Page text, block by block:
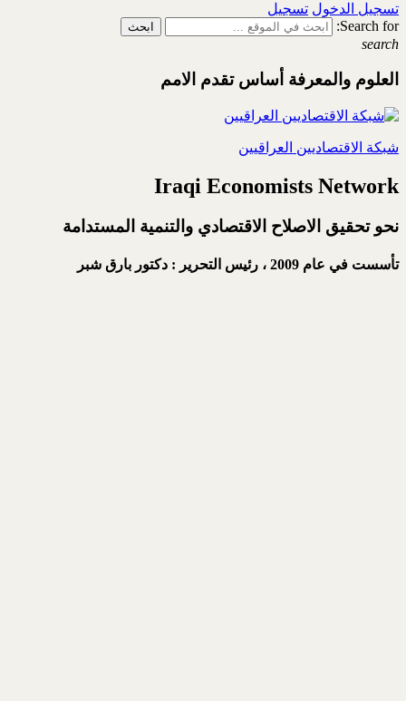
تسجيل الدخول تسجيل
Search for:
search
العلوم والمعرفة أساس تقدم الامم
شبكة الاقتصاديين العراقيين
Iraqi Economists Network
نحو تحقيق الاصلاح الاقتصادي والتنمية المستدامة
تأسست في عام 2009 ، رئيس التحرير : دكتور بارق شبر